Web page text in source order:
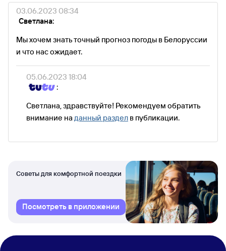
03.06.2023 08:34
Светлана:
Мы хочем знать точный прогноз погоды в Белоруссии
и что нас ожидает.
05.06.2023 18:04
:
Светлана, здравствуйте! Рекомендуем обратить
внимание на данный раздел в публикации.
Советы для комфортной поездки
Посмотреть в приложении